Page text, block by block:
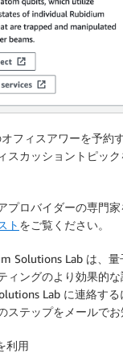
フィスアワーを予約す
スカッショントピッ
プロバイダーの専門家
ト をご覧ください。
Solutions Lab は、量
ィングのより効果的
Lab に連絡する
ステップをメールでお
利用